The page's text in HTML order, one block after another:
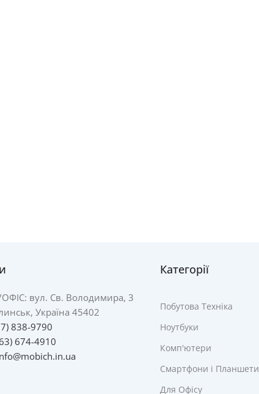
ОФІС: вул. Св. Володимира, 3
Україна 45402
838-9790
674-4910
Категорії
Побутова Техніка
Ноутбуки
Комп'ютери
Смартфони і Планшети
Для Офісу